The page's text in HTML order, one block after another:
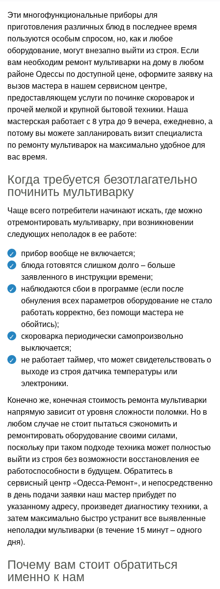
Эти многофункциональные приборы для
приготовления различных блюд в последнее время
пользуются особым спросом, но, как и любое
оборудование, могут внезапно выйти из строя. Если
вам необходим ремонт мультиварки на дому в любом
районе Одессы по доступной цене, оформите заявку на
вызов мастера в нашем сервисном центре,
предоставляющем услуги по починке скороварок и
прочей мелкой и крупной бытовой техники. Наша
мастерская работает с 8 утра до 9 вечера, ежедневно, а
потому вы можете запланировать визит специалиста
по ремонту мультиварок на максимально удобное для
вас время.
Когда требуется безотлагательно
починить мультиварку
Чаще всего потребители начинают искать, где можно
отремонтировать мультиварку, при возникновении
следующих неполадок в ее работе:
прибор вообще не включается;
блюда готовятся слишком долго – больше
заявленного в инструкции времени;
наблюдаются сбои в программе (если после
обнуления всех параметров оборудование не стало
работать корректно, без помощи мастера не
обойтись);
скороварка периодически самопроизвольно
выключается;
не работает таймер, что может свидетельствовать о
выходе из строя датчика температуры или
электроники.
Конечно же, конечная стоимость ремонта мультиварки
напрямую зависит от уровня сложности поломки. Но в
любом случае не стоит пытаться сэкономить и
ремонтировать оборудование своими силами,
поскольку при таком подходе техника может полностью
выйти из строя без возможности восстановления ее
работоспособности в будущем. Обратитесь в
сервисный центр «Одесса-Ремонт», и непосредственно
в день подачи заявки наш мастер прибудет по
указанному адресу, произведет диагностику техники, а
затем максимально быстро устранит все выявленные
неполадки мультиварки (в течение 15 минут – одного
дня).
Почему вам стоит обратиться
именно к нам